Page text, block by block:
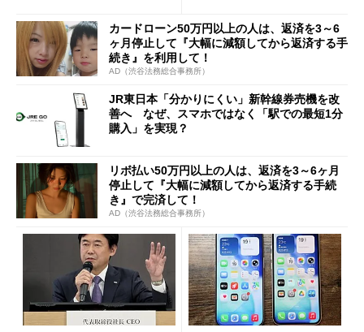
カードローン50万円以上の人は、返済を3～6
ヶ月停止して『大幅に減額してから返済する手
続き』を利用して！
AD（渋谷法務総合事務所）
JR東日本「分かりにくい」新幹線券売機を改
善へ なぜ、スマホではなく「駅での最短1分
購入」を実現？
リボ払い50万円以上の人は、返済を3～6ヶ月
停止して『大幅に減額してから返済する手続
き』で完済して！
AD（渋谷法務総合事務所）